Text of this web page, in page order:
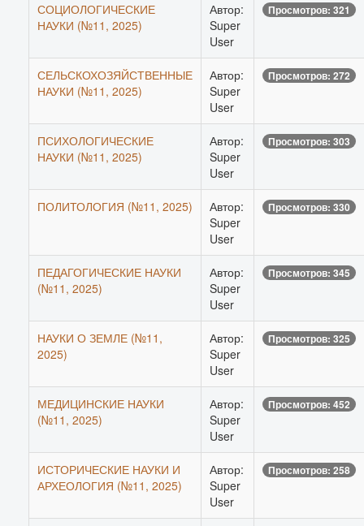
СОЦИОЛОГИЧЕСКИЕ
НАУКИ (№11, 2025)
Автор:
Super
User
Просмотров: 321
СЕЛЬСКОХОЗЯЙСТВЕННЫЕ
НАУКИ (№11, 2025)
Автор:
Super
User
Просмотров: 272
ПСИХОЛОГИЧЕСКИЕ
НАУКИ (№11, 2025)
Автор:
Super
User
Просмотров: 303
ПОЛИТОЛОГИЯ (№11, 2025)
Автор:
Super
User
Просмотров: 330
ПЕДАГОГИЧЕСКИЕ НАУКИ
(№11, 2025)
Автор:
Super
User
Просмотров: 345
НАУКИ О ЗЕМЛЕ (№11,
2025)
Автор:
Super
User
Просмотров: 325
МЕДИЦИНСКИЕ НАУКИ
(№11, 2025)
Автор:
Super
User
Просмотров: 452
ИСТОРИЧЕСКИЕ НАУКИ И
АРХЕОЛОГИЯ (№11, 2025)
Автор:
Super
User
Просмотров: 258